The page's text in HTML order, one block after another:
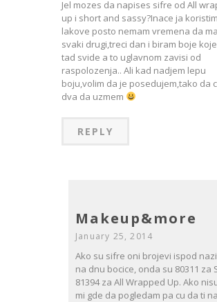
Jel mozes da napises sifre od All
up i short and sassy?Inace ja
lakove posto nemam vremena da
svaki drugi,treci dan i biram boje
tad svide a to uglavnom zavisi od
raspolozenja.. Ali kad nadjem lepu
boju,volim da je posedujem,tako da
dva da uzmem
REPLY
Makeup&more
January 25, 2014
Ako su sifre oni brojevi ispod
na dnu bocice, onda su 80311 za
81394 za All Wrapped Up. Ako
mi gde da pogledam pa cu da ti